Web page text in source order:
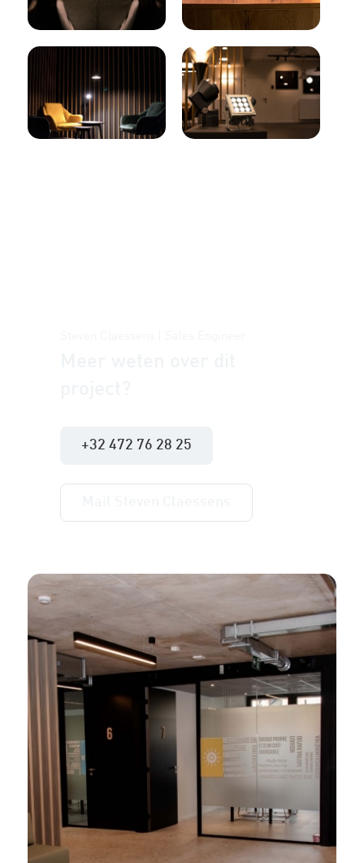
+32 472 76 28 25